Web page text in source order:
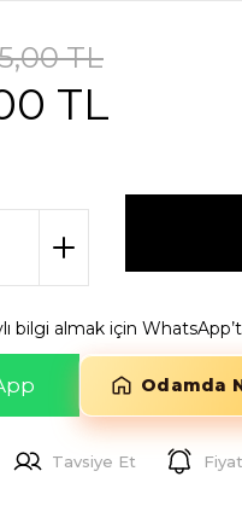
TL
TL
bilgi almak için
Odamda
Tavsiye Et